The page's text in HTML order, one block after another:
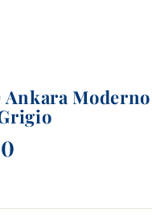
Ankara Moderno